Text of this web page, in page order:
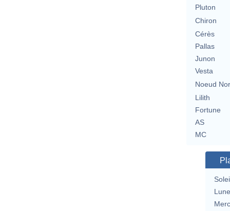
Pluton
Chiron
Cérès
Pallas
Junon
Vesta
Noeud
Lilith
Fortune
AS
MC
Lune